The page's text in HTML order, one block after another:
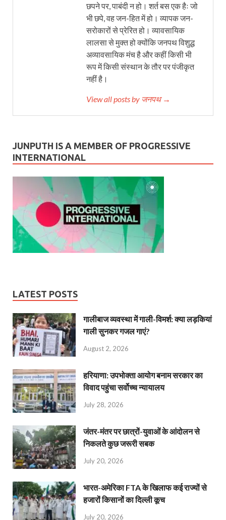
छपने पर, पाबंदी न हो। शर्त बस एक हैः जो
भी छपे, वह जन-हित में हो। व्यापक जन-
सरोकारों से प्रेरित हो। व्यावसायिक
लालसा से मुक्त हो क्योंकि जनपथ विशुद्ध
अव्यावसायिक मंच है और कहीं किसी भी
रूप में किसी संस्थान के तौर पर पंजीकृत
नहीं है।
View all posts by जनपथ →
JUNPUTH IS A MEMBER OF PROGRESSIVE
INTERNATIONAL
LATEST POSTS
गालीबाज व्‍यवस्‍था में गाली-विमर्श: क्या लड़कियां
गाली सुनकर गजल गाएं?
August 2, 2026
हरियाणा: उपभोक्ता आयोग बनाम सरकार का
विवाद पहुंचा सर्वोच्च न्यायालय
July 28, 2026
जंतर-मंतर पर छात्रों-युवाओं के आंदोलन से
निकलते कुछ जरूरी सबक
July 20, 2026
भारत-अमेरिका FTA के खिलाफ कई राज्यों से
हजारों किसानों का दिल्ली कूच
July 20, 2026